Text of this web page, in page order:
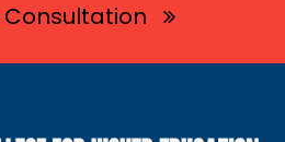
Consultation